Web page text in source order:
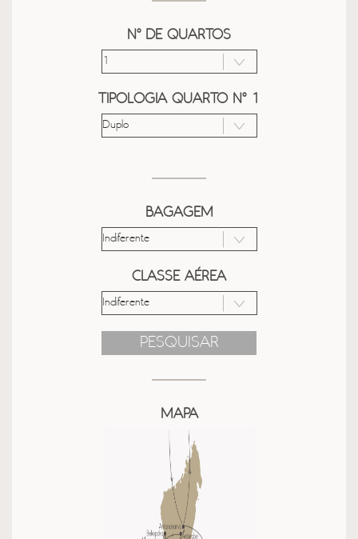
Nº DE QUARTOS
TIPOLOGIA QUARTO Nº 1
BAGAGEM
CLASSE AÉREA
PESQUISAR
MAPA